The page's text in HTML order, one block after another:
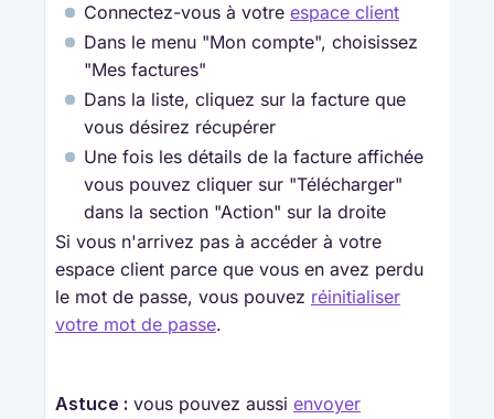
Connectez-vous à votre espace client
Dans le menu "Mon compte", choisissez
"Mes factures"
Dans la liste, cliquez sur la facture que
vous désirez récupérer
Une fois les détails de la facture affichée
vous pouvez cliquer sur "Télécharger"
dans la section "Action" sur la droite
Si vous n'arrivez pas à accéder à votre
espace client parce que vous en avez perdu
le mot de passe, vous pouvez réinitialiser
votre mot de passe.
Astuce : vous pouvez aussi envoyer